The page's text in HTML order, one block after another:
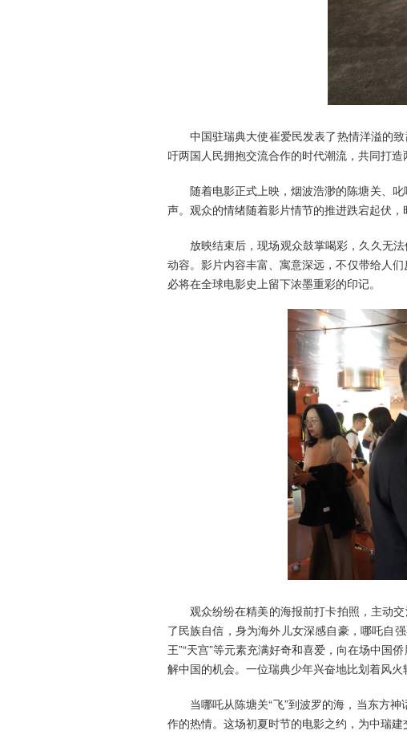
中国驻瑞典大使崔爱民发表了热情洋溢的
吁两国人民拥抱交流合作的时代潮流，共同打
随着电影正式上映，烟波浩渺的陈塘关、
声。观众的情绪随着影片情节的推进跌宕起伏
放映结束后，现场观众鼓掌喝彩，久久无
动容。影片内容丰富、寓意深远，不仅带给人
必将在全球电影史上留下浓墨重彩的印记。
观众纷纷在精美的海报前打卡拍照，主动
了民族自信，身为海外儿女深感自豪，哪吒自
王”“天宫”等元素充满好奇和喜爱，向在场中国
解中国的机会。一位瑞典少年兴奋地比划着风
当哪吒从陈塘关“飞”到波罗的海，当东方
作的热情。这场初夏时节的电影之约，为中瑞